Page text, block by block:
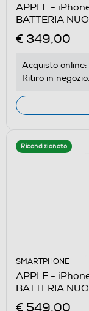
APPLE -
BATTERIA
€ 349,00
Acquisto online:
Ritiro in negozio:
Ricondizionato
SMARTPHONE
APPLE -
BATTERIA
€ 549,00